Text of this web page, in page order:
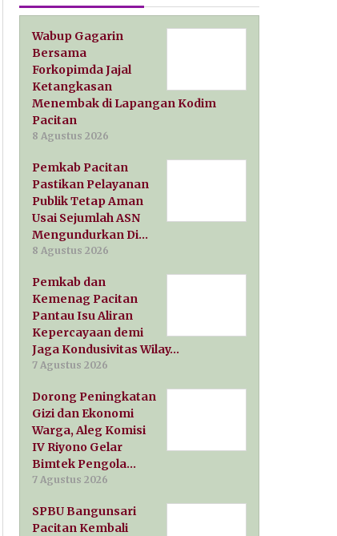
Wabup Gagarin
Bersama
Forkopimda Jajal
Ketangkasan
Menembak di Lapangan Kodim
Pacitan
8 Agustus 2026
Pemkab Pacitan
Pastikan Pelayanan
Publik Tetap Aman
Usai Sejumlah ASN
Mengundurkan Di…
8 Agustus 2026
Pemkab dan
Kemenag Pacitan
Pantau Isu Aliran
Kepercayaan demi
Jaga Kondusivitas Wilay…
7 Agustus 2026
Dorong Peningkatan
Gizi dan Ekonomi
Warga, Aleg Komisi
IV Riyono Gelar
Bimtek Pengola…
7 Agustus 2026
SPBU Bangunsari
Pacitan Kembali